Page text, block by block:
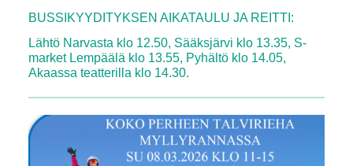
BUSSIKYYDITYKSEN AIKATAULU JA REITTI:
Lähtö Narvasta klo 12.50, Sääksjärvi klo 13.35, S-
market Lempäälä klo 13.55, Pyhältö klo 14.05,
Akaassa teatterilla klo 14.30.